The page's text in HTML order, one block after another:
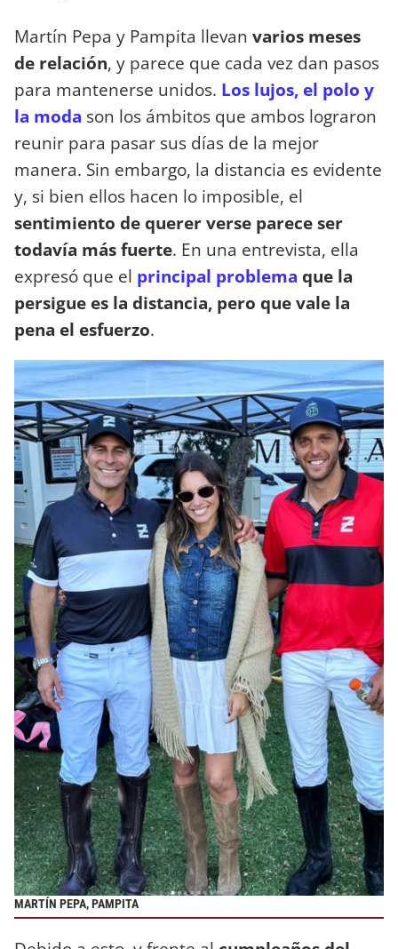
Martín Pepa y Pampita llevan varios meses
de relación, y parece que cada vez dan pasos
para mantenerse unidos. Los lujos, el polo y
la moda son los ámbitos que ambos lograron
reunir para pasar sus días de la mejor
manera. Sin embargo, la distancia es evidente
y, si bien ellos hacen lo imposible, el
sentimiento de querer verse parece ser
todavía más fuerte. En una entrevista, ella
expresó que el principal problema que la
persigue es la distancia, pero que vale la
pena el esfuerzo.
MARTÍN PEPA, PAMPITA